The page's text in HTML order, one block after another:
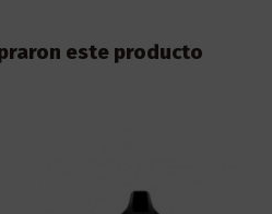
este producto